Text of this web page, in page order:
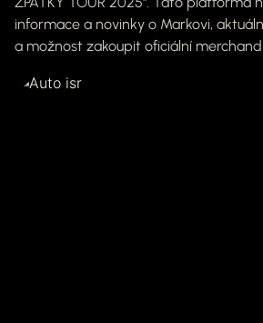
informace a novinky o Markovi,
a možnost zakoupit oficiální